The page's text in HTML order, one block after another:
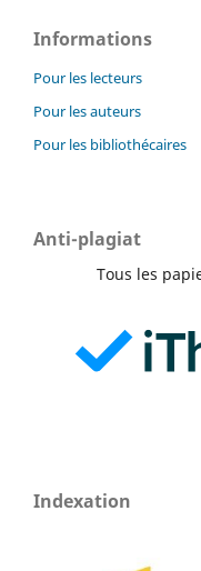
Informations
Pour les lecteurs
Pour les auteurs
Pour les bibliothécaires
Anti-plagiat
Tous les
Indexation